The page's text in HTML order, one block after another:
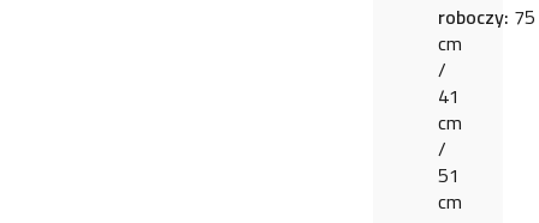
roboczy: 75
cm
/
41
cm
/
51
cm